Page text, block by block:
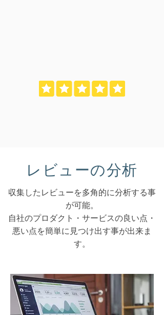
収集したレビューを多角的に分析する事
が可能。
自社のプロダクト・サービスの良い点・
悪い点を簡単に見つけ出す事が出来ま
す。
レビューの分析